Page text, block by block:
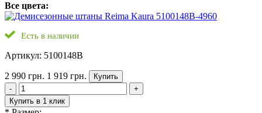
Все цвета:
Есть в наличии
Артикул: 5100148B
2 990 грн. 1 919 грн.
Купить
-
+
Купить в 1 клик